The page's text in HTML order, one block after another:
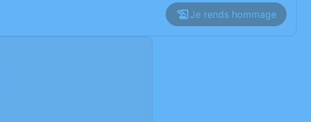
Je rends hommage